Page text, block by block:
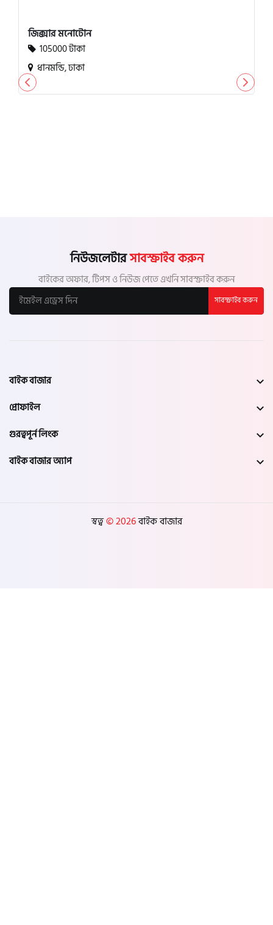
জিক্সার মনোটোন
105000 টাকা
ধানমন্ডি, ঢাকা
নিউজলেটারসাবস্ক্রাইব করুন
বাইকের অফার, টিপস ও নিউজ পেতে এখনি সাবস্ক্রাইব করুন
সাবস্ক্রাইব করুন
বাইক বাজার
প্রোফাইল
গুরত্বপূর্ন লিংক
বাইক বাজার অ্যাপ
স্বত্ব© 2026বাইক বাজার